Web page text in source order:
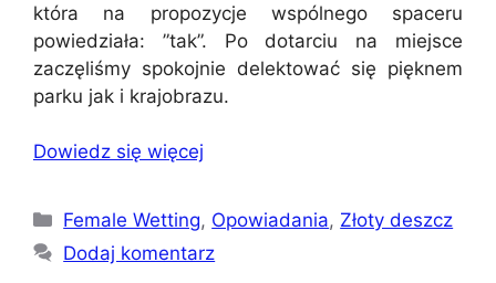
która na propozycje wspólnego spaceru
powiedziała: ”tak”. Po dotarciu na miejsce
zaczęliśmy spokojnie delektować się pięknem
parku jak i krajobrazu.
Dowiedz się więcej
Kategorie
Female Wetting, Opowiadania, Złoty deszcz
Dodaj komentarz